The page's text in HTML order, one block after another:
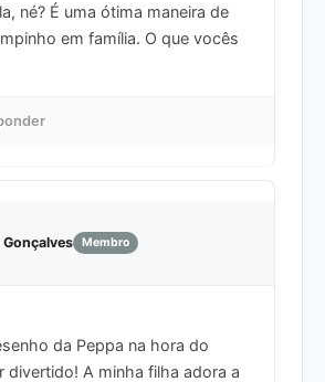
né? É uma ótima maneira de
em família. O que vocês
Gonçalves Membro
da Peppa na hora do
divertido! A minha filha adora a